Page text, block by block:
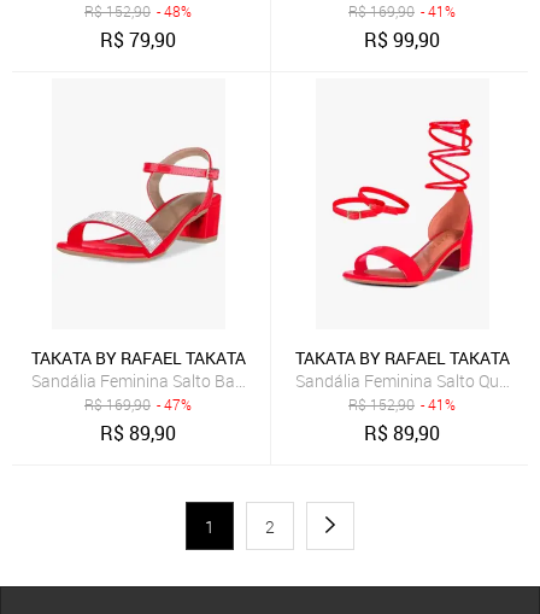
R$152,90 - 48%
R$79,90
R$169,90 - 41%
R$99,90
TAKATA BY RAFAEL TAKATA
Sandália Feminina Salto Baixo Bloco Casual Confortável Strass
R$169,90 - 47%
R$89,90
TAKATA BY RAFAEL TAKATA
R$152,90 - 41%
R$89,90
1 2